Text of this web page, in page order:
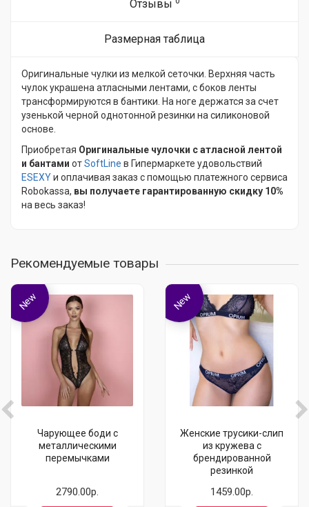
Отзывы
Размерная таблица
Оригинальные чулки из мелкой сеточки. Верхняя часть
чулок украшена атласными лентами, с боков ленты
трансформируются в бантики. На ноге держатся за счет
узенькой черной однотонной резинки на силиконовой
основе.
Приобретая Оригинальные чулочки с атласной лентой
и бантами отSoftLine в Гипермаркете удовольствий
ESEXYи оплачивая заказ с помощью платежного сервиса
Robokassa, вы получаете гарантированную скидку 10%
на весь заказ!
Рекомендуемые товары
New
Чарующее боди с
металлическими
перемычками
2790.00р.
New
Женские трусики-слип
из кружева с
брендированной
резинкой
1459.00р.